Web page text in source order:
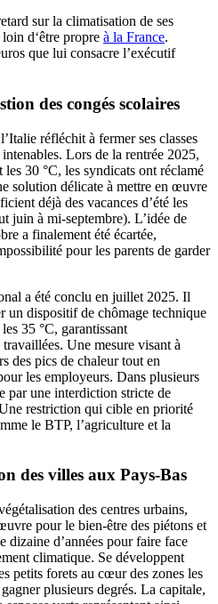
sur la climatisation de ses
d‘être propre à la France.
que lui consacre l’exécutif
des congés scolaires
réfléchit à fermer ses classes
Lors de la rentrée 2025,
30 °C, les syndicats ont réclamé
solution délicate à mettre en œuvre
déjà des vacances d’été les
juin à mi-septembre). L’idée de
a finalement été écartée,
pour les parents de garder
a été conclu en juillet 2025. Il
un dispositif de chômage technique
35 °C, garantissant
Une mesure visant à
des pics de chaleur tout en
les employeurs. Dans plusieurs
par une interdiction stricte de
restriction qui cible en priorité
le BTP, l’agriculture et la
des villes aux Pays-Bas
des centres urbains,
pour le bien-être des piétons et
dizaine d’années pour faire face
climatique. Se développent
petits forets au cœur des zones les
plusieurs degrés. La capitale,